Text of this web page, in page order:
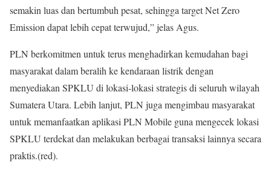
semakin luas dan bertumbuh pesat, sehingga target Net Zero
Emission dapat lebih cepat terwujud,” jelas Agus.
PLN berkomitmen untuk terus menghadirkan kemudahan bagi
masyarakat dalam beralih ke kendaraan listrik dengan
menyediakan SPKLU di lokasi-lokasi strategis di seluruh wilayah
Sumatera Utara. Lebih lanjut, PLN juga mengimbau masyarakat
untuk memanfaatkan aplikasi PLN Mobile guna mengecek lokasi
SPKLU terdekat dan melakukan berbagai transaksi lainnya secara
praktis.(red).